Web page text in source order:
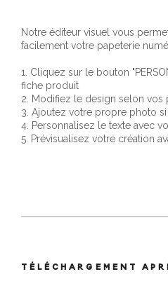
Notre éditeur visuel vous
facilement votre papeterie
1. Cliquez sur le bouton
fiche produit
2. Modifiez le design selon vos
3. Ajoutez votre propre photo
4. Personnalisez le texte avec
5. Prévisualisez votre création
TÉLÉCHARGEMENT